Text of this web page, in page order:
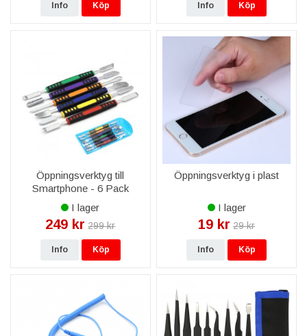
Info Köp Info Köp
Öppningsverktyg till
Smartphone - 6 Pack
I lager
249 kr 299 kr
Info Köp
Öppningsverktyg i plast
I lager
19 kr 29 kr
Info Köp